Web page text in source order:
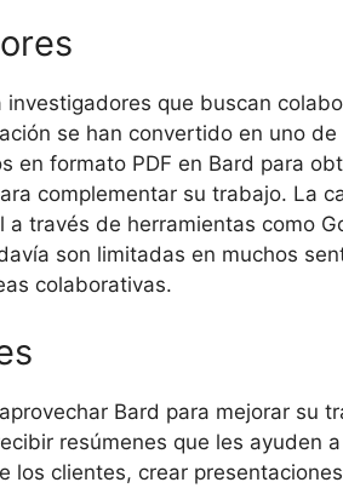
que buscan
se han convertido en uno
en formato PDF en Bard para
complementar su trabajo. La
través de herramientas como
son limitadas en muchos
colaborativas.
Bard para mejorar su
resúmenes que les ayuden
los clientes, crear